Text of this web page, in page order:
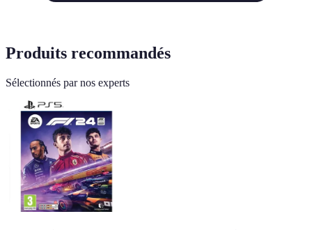
Produits recommandés
Sélectionnés par nos experts